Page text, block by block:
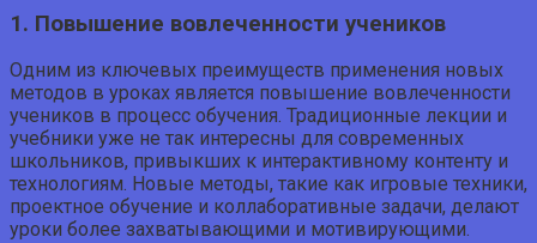
1. Повышение вовлеченности учеников
Одним из ключевых преимуществ применения новых
методов в уроках является повышение вовлеченности
учеников в процесс обучения. Традиционные лекции и
учебники уже не так интересны для современных
школьников, привыкших к интерактивному контенту и
технологиям. Новые методы, такие как игровые техники,
проектное обучение и коллаборативные задачи, делают
уроки более захватывающими и мотивирующими.